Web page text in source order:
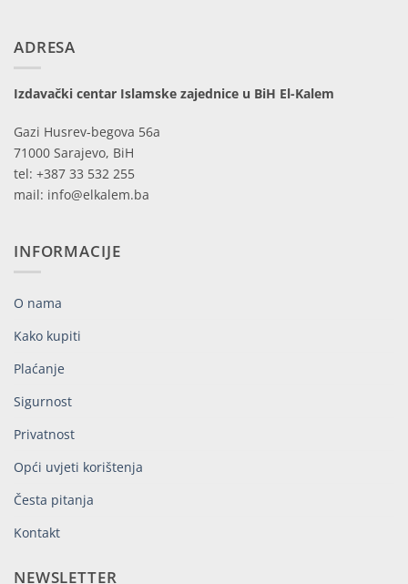
ADRESA
Izdavački centar Islamske zajednice u BiH El-Kalem
Gazi Husrev-begova 56a
71000 Sarajevo, BiH
tel: +387 33 532 255
mail: info@elkalem.ba
INFORMACIJE
O nama
Kako kupiti
Plaćanje
Sigurnost
Privatnost
Opći uvjeti korištenja
Česta pitanja
Kontakt
NEWSLETTER